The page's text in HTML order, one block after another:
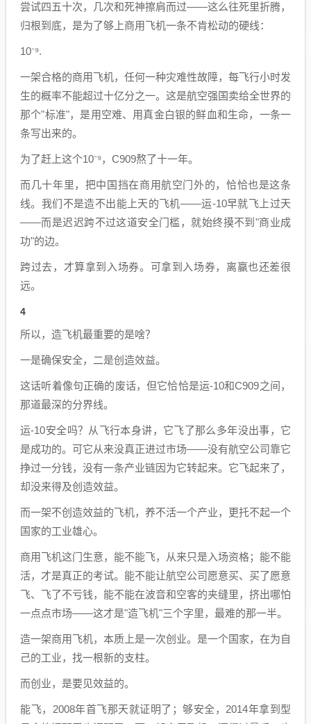
尝试四五十次，几次和死神擦肩而过——这么往死里折腾，
归根到底，是为了够上商用飞机一条不肯松动的硬线：
10⁻⁹.
一架合格的商用飞机，任何一种灾难性故障，每飞行小时发
生的概率不能超过十亿分之一。这是航空强国卖给全世界的
那个"标准"，是用空难、用真金白银的鲜血和生命，一条一
条写出来的。
为了赶上这个10⁻⁹，C909熬了十一年。
而几十年里，把中国挡在商用航空门外的，恰恰也是这条
线。我们不是造不出能上天的飞机——运-10早就飞上过天
——而是迟迟跨不过这道安全门槛，就始终摸不到"商业成
功"的边。
跨过去，才算拿到入场券。可拿到入场券，离赢也还差很
远。
4
所以，造飞机最重要的是啥？
一是确保安全，二是创造效益。
这话听着像句正确的废话，但它恰恰是运-10和C909之间，
那道最深的分界线。
运-10安全吗？从飞行本身讲，它飞了那么多年没出事，它
是成功的。可它从来没真正进过市场——没有航空公司靠它
挣过一分钱，没有一条产业链因为它转起来。它飞起来了，
却没来得及创造效益。
而一架不创造效益的飞机，养不活一个产业，更托不起一个
国家的工业雄心。
商用飞机这门生意，能不能飞，从来只是入场资格；能不能
活，才是真正的考试。能不能让航空公司愿意买、买了愿意
飞、飞了不亏钱，能不能在波音和空客的夹缝里，挤出哪怕
一点点市场——这才是"造飞机"三个字里，最难的那一半。
造一架商用飞机，本质上是一次创业。是一个国家，在为自
己的工业，找一根新的支柱。
而创业，是要见效益的。
能飞，2008年首飞那天就证明了；够安全，2014年拿到型